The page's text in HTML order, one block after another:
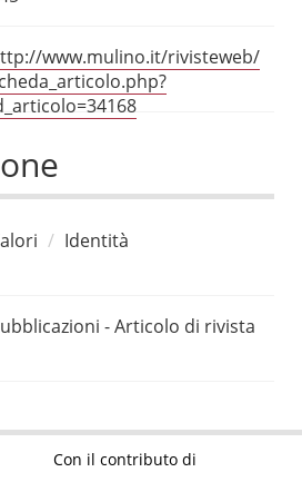
www.mulino.it/rivisteweb/
Identità
- Articolo di rivista
Con il contributo di